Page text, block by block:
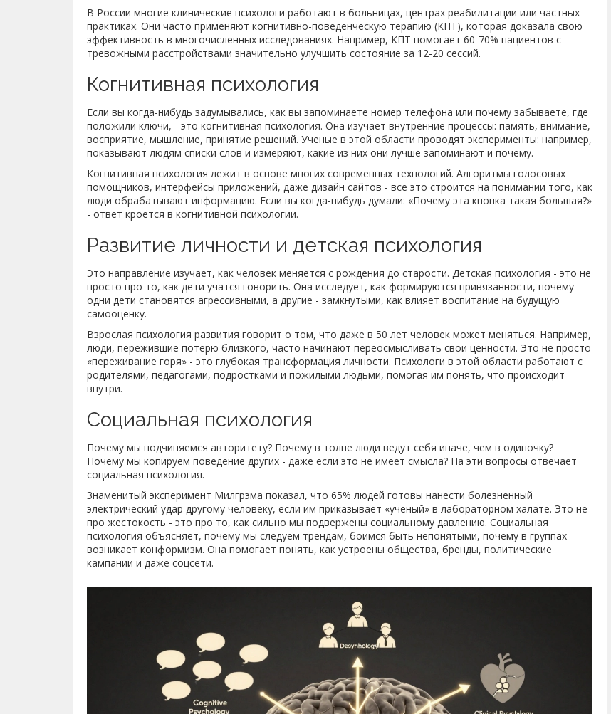
В России многие клинические психологи работают в больницах, центрах реабилитации или частных
практиках. Они часто применяют когнитивно-поведенческую терапию (КПТ), которая доказала свою
эффективность в многочисленных исследованиях. Например, КПТ помогает 60-70% пациентов с
тревожными расстройствами значительно улучшить состояние за 12-20 сессий.
Когнитивная психология
Если вы когда-нибудь задумывались, как вы запоминаете номер телефона или почему забываете, где
положили ключи, - это когнитивная психология. Она изучает внутренние процессы: память, внимание,
восприятие, мышление, принятие решений. Ученые в этой области проводят эксперименты: например,
показывают людям списки слов и измеряют, какие из них они лучше запоминают и почему.
Когнитивная психология лежит в основе многих современных технологий. Алгоритмы голосовых
помощников, интерфейсы приложений, даже дизайн сайтов - всё это строится на понимании того, как
люди обрабатывают информацию. Если вы когда-нибудь думали: «Почему эта кнопка такая большая?»
- ответ кроется в когнитивной психологии.
Развитие личности и детская психология
Это направление изучает, как человек меняется с рождения до старости. Детская психология - это не
просто про то, как дети учатся говорить. Она исследует, как формируются привязанности, почему
одни дети становятся агрессивными, а другие - замкнутыми, как влияет воспитание на будущую
самооценку.
Взрослая психология развития говорит о том, что даже в 50 лет человек может меняться. Например,
люди, пережившие потерю близкого, часто начинают переосмысливать свои ценности. Это не просто
«переживание горя» - это глубокая трансформация личности. Психологи в этой области работают с
родителями, педагогами, подростками и пожилыми людьми, помогая им понять, что происходит
внутри.
Социальная психология
Почему мы подчиняемся авторитету? Почему в толпе люди ведут себя иначе, чем в одиночку?
Почему мы копируем поведение других - даже если это не имеет смысла? На эти вопросы отвечает
социальная психология.
Знаменитый эксперимент Милгрэма показал, что 65% людей готовы нанести болезненный
электрический удар другому человеку, если им приказывает «ученый» в лабораторном халате. Это не
про жестокость - это про то, как сильно мы подвержены социальному давлению. Социальная
психология объясняет, почему мы следуем трендам, боимся быть непонятыми, почему в группах
возникает конформизм. Она помогает понять, как устроены общества, бренды, политические
кампании и даже соцсети.